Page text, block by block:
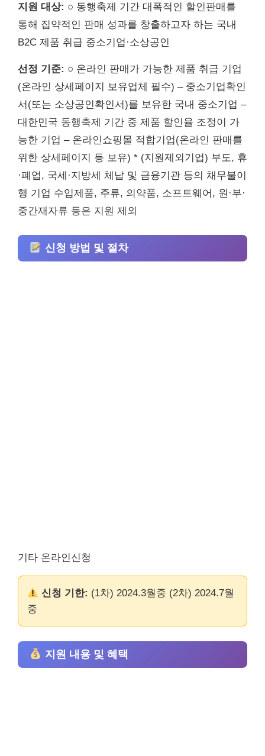
지원 대상: ○ 동행축제 기간 대폭적인 할인판매를
통해 집약적인 판매 성과를 창출하고자 하는 국내
B2C 제품 취급 중소기업·소상공인
선정 기준: ○ 온라인 판매가 가능한 제품 취급 기업
(온라인 상세페이지 보유업체 필수) – 중소기업확인
서(또는 소상공인확인서)를 보유한 국내 중소기업 –
대한민국 동행축제 기간 중 제품 할인율 조정이 가
능한 기업 – 온라인쇼핑몰 적합기업(온라인 판매를
위한 상세페이지 등 보유) * (지원제외기업) 부도, 휴
·폐업, 국세·지방세 체납 및 금융기관 등의 채무불이
행 기업 수입제품, 주류, 의약품, 소프트웨어, 원·부·
중간재자류 등은 지원 제외
신청 방법 및 절차
기타 온라인신청
신청 기한: (1차) 2024.3월중 (2차) 2024.7월
중
지원 내용 및 혜택